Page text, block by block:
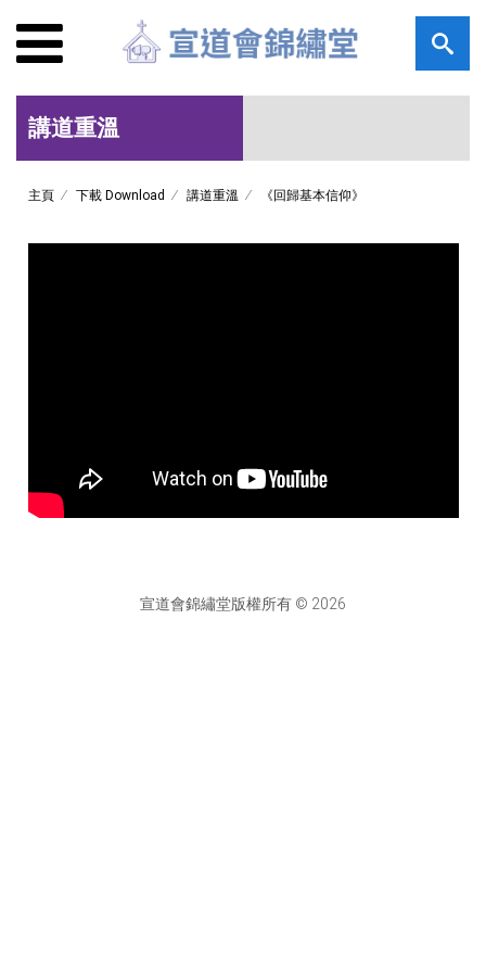
講道重溫
主頁 下載 Download 講道重溫 《回歸基本信仰》
宣道會錦繡堂版權所有 © 2026